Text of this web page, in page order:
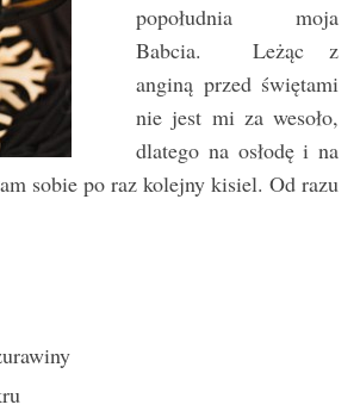
popołudnia moja
Babcia. Leżąc z
anginą przed świętami
nie jest mi za wesoło,
dlatego na osłodę i na
sobie po raz kolejny kisiel. Od razu